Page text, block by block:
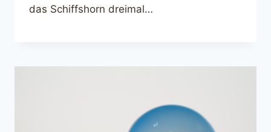
das Schiffshorn dreimal…